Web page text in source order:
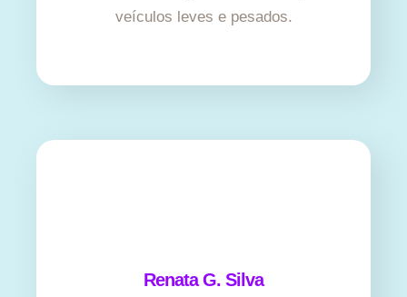
veículos leves e pesados.
Renata G. Silva